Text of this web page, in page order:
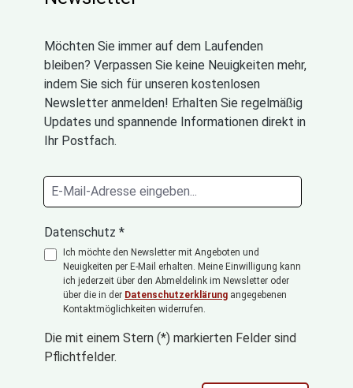
Möchten Sie immer auf dem Laufenden
bleiben? Verpassen Sie keine Neuigkeiten mehr,
indem Sie sich für unseren kostenlosen
Newsletter anmelden! Erhalten Sie regelmäßig
Updates und spannende Informationen direkt in
Ihr Postfach.
Datenschutz *
Ich möchte den Newsletter mit Angeboten und
Neuigkeiten per E-Mail erhalten. Meine Einwilligung kann
ich jederzeit über den Abmeldelink im Newsletter oder
über die in der Datenschutzerklärung angegebenen
Kontaktmöglichkeiten widerrufen.
Die mit einem Stern (*) markierten Felder sind
Pflichtfelder.